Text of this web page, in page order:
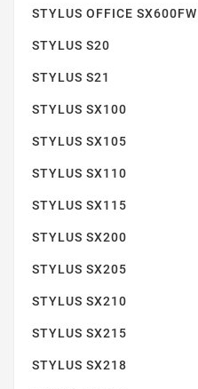
STYLUS OFFICE SX600FW
STYLUS S20
STYLUS S21
STYLUS SX100
STYLUS SX105
STYLUS SX110
STYLUS SX115
STYLUS SX200
STYLUS SX205
STYLUS SX210
STYLUS SX215
STYLUS SX218